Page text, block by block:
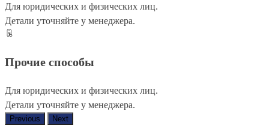
Для юридических и физических лиц.
Детали уточняйте у менеджера.
Прочие способы
Для юридических и физических лиц.
Детали уточняйте у менеджера.
Previous Next